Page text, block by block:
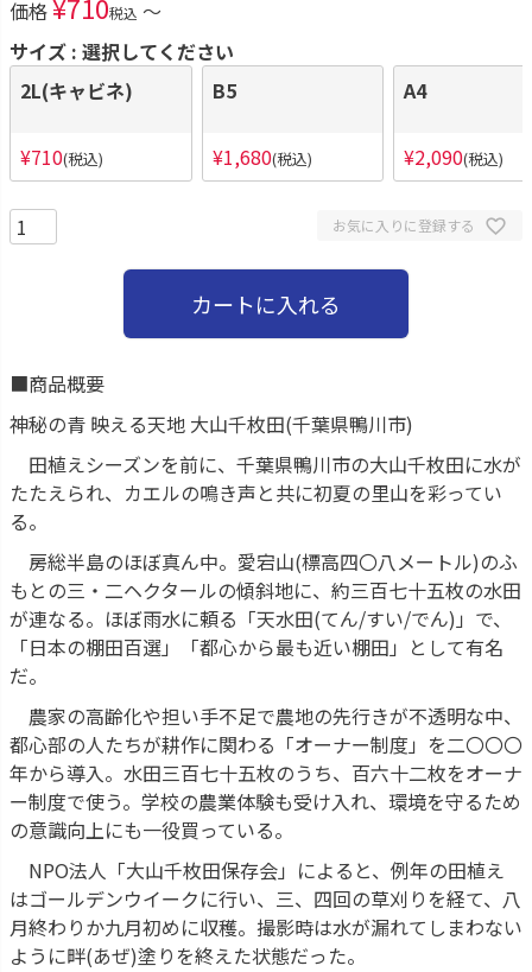
価格 税込 〜
サイズ 選択してください
2L(キャビネ)
¥710 税込
B5
¥1,680 税込
A4
¥2,090 税込
お気に入りに登録する
カートに入れる
■商品概要
神秘の青 映える天地 大山千枚田(千葉県鴨川市)
田植えシーズンを前に、千葉県鴨川市の大山千枚田に水が
たたえられ、カエルの鳴き声と共に初夏の里山を彩ってい
る。
房総半島のほぼ真ん中。愛宕山(標高四〇八メートル)のふ
もとの三・二ヘクタールの傾斜地に、約三百七十五枚の水田
が連なる。ほぼ雨水に頼る「天水田(てん/すい/でん)」で、
「日本の棚田百選」「都心から最も近い棚田」として有名
だ。
農家の高齢化や担い手不足で農地の先行きが不透明な中、
都心部の人たちが耕作に関わる「オーナー制度」を二〇〇〇
年から導入。水田三百七十五枚のうち、百六十二枚をオーナ
ー制度で使う。学校の農業体験も受け入れ、環境を守るため
の意識向上にも一役買っている。
NPO法人「大山千枚田保存会」によると、例年の田植え
はゴールデンウイークに行い、三、四回の草刈りを経て、八
月終わりか九月初めに収穫。撮影時は水が漏れてしまわない
ように畔(あぜ)塗りを終えた状態だった。